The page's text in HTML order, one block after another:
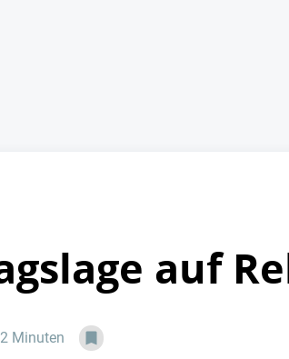
auf
Minuten